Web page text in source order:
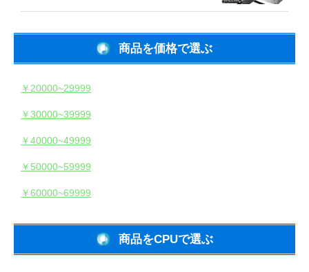
商品を価格で選ぶ
￥20000~29999
￥30000~39999
￥40000~49999
￥50000~59999
￥60000~69999
商品をCPUで選ぶ